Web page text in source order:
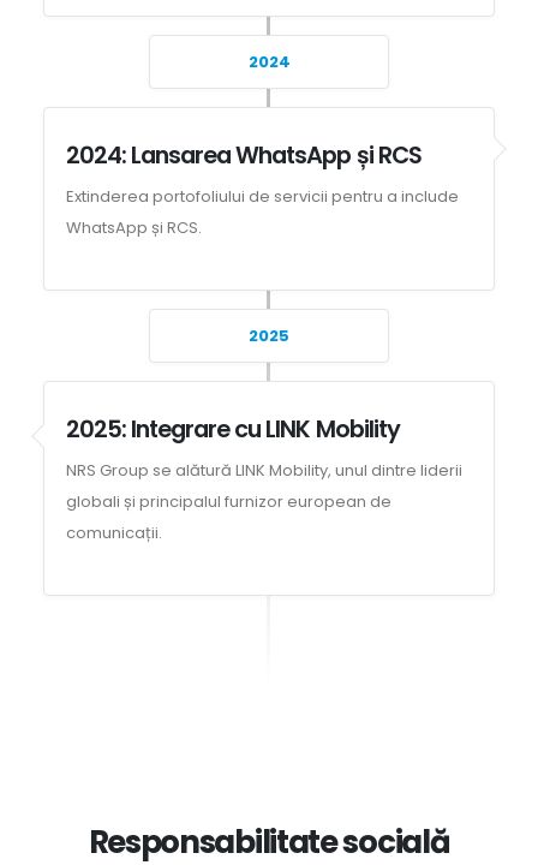
2024
2024: Lansarea WhatsApp și RCS
Extinderea portofoliului de servicii pentru a include
WhatsApp și RCS.
2025
2025: Integrare cu LINK Mobility
NRS Group se alătură LINK Mobility, unul dintre liderii
globali și principalul furnizor european de
comunicații.
Responsabilitate socială